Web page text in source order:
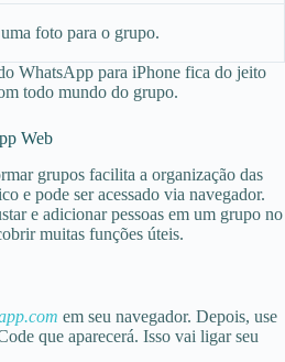
foto para o grupo.
WhatsApp para iPhone fica do jeito
todo mundo do grupo.
Web
grupos facilita a organização das
e pode ser acessado via navegador.
e adicionar pessoas em um grupo no
muitas funções úteis.
em seu navegador. Depois, use
que aparecerá. Isso vai ligar seu